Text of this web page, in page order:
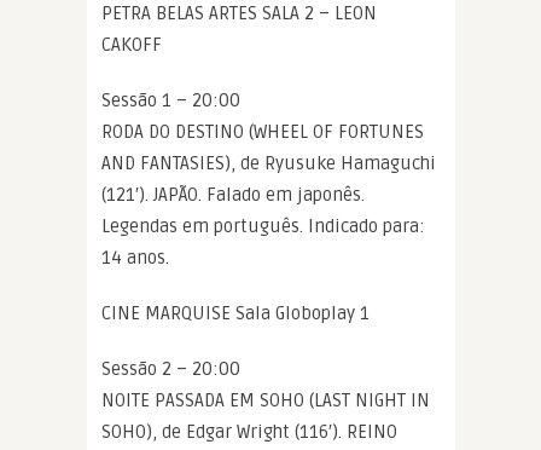
PETRA BELAS ARTES SALA 2 – LEON
CAKOFF
Sessão 1 – 20:00
RODA DO DESTINO (WHEEL OF FORTUNES
AND FANTASIES), de Ryusuke Hamaguchi
(121′). JAPÃO. Falado em japonês.
Legendas em português. Indicado para:
14 anos.
CINE MARQUISE Sala Globoplay 1
Sessão 2 – 20:00
NOITE PASSADA EM SOHO (LAST NIGHT IN
SOHO), de Edgar Wright (116′). REINO